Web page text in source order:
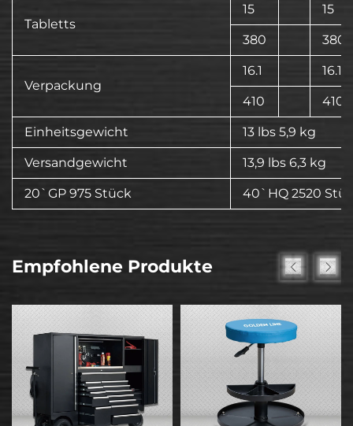
Tabletts
15 15
380 380
Verpackung
16.1 16.1
410 410
Einheitsgewicht 13 lbs 5,9 kg
Versandgewicht 13,9 lbs 6,3 kg
20`GP 975 Stück 40`HQ 2520
Empfohlene Produkte